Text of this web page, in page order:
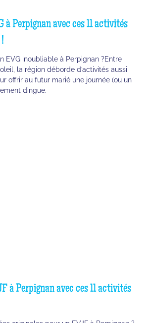
à Perpignan avec ces 11 activités
EVG inoubliable à Perpignan ?Entre
la région déborde d’activités aussi
offrir au futur marié une journée (ou un
dingue.
à Perpignan avec ces 11 activités